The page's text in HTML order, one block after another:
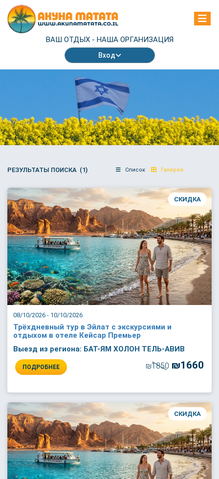
ВАШ ОТДЫХ - НАША ОРГАНИЗАЦИЯ
Вход
РЕЗУЛЬТАТЫ ПОИСКА (1) Список Галерея
08/10/2026 - 10/10/2026
СКИДКА
Трёхдневный тур в Эйлат с экскурсиями и
отдыхом в отеле Кейсар Премьер
Выезд из региона: БАТ-ЯМ ХОЛОН ТЕЛЬ-АВИВ
ПОДРОБНЕЕ ₪1850 ₪1660
СКИДКА